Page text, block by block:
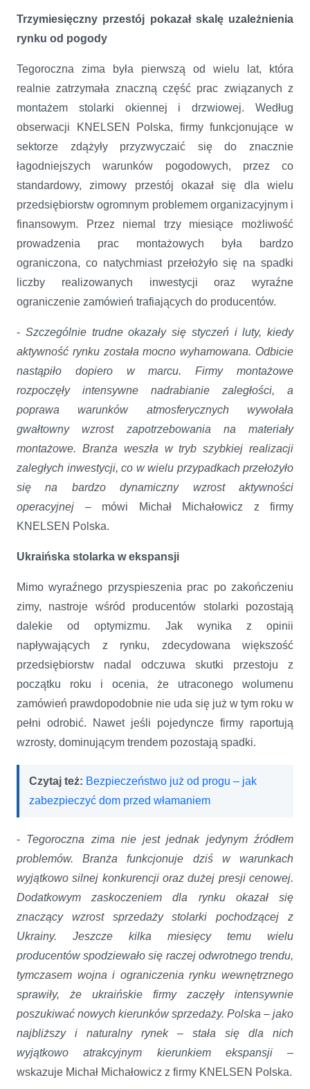
Trzymiesięczny przestój pokazał skalę uzależnienia
rynku od pogody
Tegoroczna zima była pierwszą od wielu lat, która
realnie zatrzymała znaczną część prac związanych z
montażem stolarki okiennej i drzwiowej. Według
obserwacji KNELSEN Polska, firmy funkcjonujące w
sektorze zdążyły przyzwyczaić się do znacznie
łagodniejszych warunków pogodowych, przez co
standardowy, zimowy przestój okazał się dla wielu
przedsiębiorstw ogromnym problemem organizacyjnym i
finansowym. Przez niemal trzy miesiące możliwość
prowadzenia prac montażowych była bardzo
ograniczona, co natychmiast przełożyło się na spadki
liczby realizowanych inwestycji oraz wyraźne
ograniczenie zamówień trafiających do producentów.
- Szczególnie trudne okazały się styczeń i luty, kiedy
aktywność rynku została mocno wyhamowana. Odbicie
nastąpiło dopiero w marcu. Firmy montażowe
rozpoczęły intensywne nadrabianie zaległości, a
poprawa warunków atmosferycznych wywołała
gwałtowny wzrost zapotrzebowania na materiały
montażowe. Branża weszła w tryb szybkiej realizacji
zaległych inwestycji, co w wielu przypadkach przełożyło
się na bardzo dynamiczny wzrost aktywności
operacyjnej – mówi Michał Michałowicz z firmy
KNELSEN Polska.
Ukraińska stolarka w ekspansji
Mimo wyraźnego przyspieszenia prac po zakończeniu
zimy, nastroje wśród producentów stolarki pozostają
dalekie od optymizmu. Jak wynika z opinii
napływających z rynku, zdecydowana większość
przedsiębiorstw nadal odczuwa skutki przestoju z
początku roku i ocenia, że utraconego wolumenu
zamówień prawdopodobnie nie uda się już w tym roku w
pełni odrobić. Nawet jeśli pojedyncze firmy raportują
wzrosty, dominującym trendem pozostają spadki.
Czytaj też: Bezpieczeństwo już od progu – jak
zabezpieczyć dom przed włamaniem
- Tegoroczna zima nie jest jednak jedynym źródłem
problemów. Branża funkcjonuje dziś w warunkach
wyjątkowo silnej konkurencji oraz dużej presji cenowej.
Dodatkowym zaskoczeniem dla rynku okazał się
znaczący wzrost sprzedaży stolarki pochodzącej z
Ukrainy. Jeszcze kilka miesięcy temu wielu
producentów spodziewało się raczej odwrotnego trendu,
tymczasem wojna i ograniczenia rynku wewnętrznego
sprawiły, że ukraińskie firmy zaczęły intensywnie
poszukiwać nowych kierunków sprzedaży. Polska – jako
najbliższy i naturalny rynek – stała się dla nich
wyjątkowo atrakcyjnym kierunkiem ekspansji –
wskazuje Michał Michałowicz z firmy KNELSEN Polska.